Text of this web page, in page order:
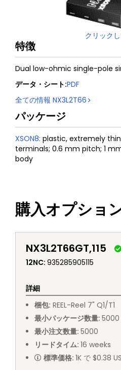
クリック
特徴
Dual low-ohmic single-pole
データ・シート:PDF
全ての情報 NX3L2T66
パッケージ
XSON8: plastic, extremely
terminals; 0.6 mm pitch; 1
body
購入オプショ
NX3L2T66GT,115
12NC: 935285905115
詳細
梱包: REEL-Reel 7" Q1/T1
最小パッケージ数量: 5000
最小注文数量: 5000
リードタイム: 16 weeks
標準価格: 1K で $0.38